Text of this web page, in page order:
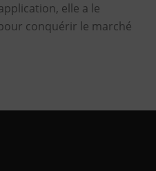
elle a le
conquérir le marché